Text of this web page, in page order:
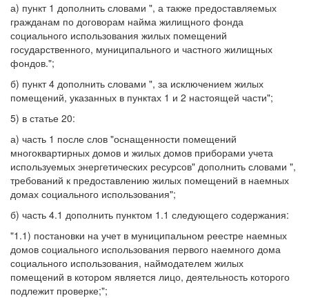
а) пункт 1 дополнить словами ", а также предоставляемых
гражданам по договорам найма жилищного фонда
социального использования жилых помещений
государственного, муниципального и частного жилищных
фондов.";
б) пункт 4 дополнить словами ", за исключением жилых
помещений, указанных в пунктах 1 и 2 настоящей части";
5) в статье 20:
а) часть 1 после слов "оснащенности помещений
многоквартирных домов и жилых домов приборами учета
используемых энергетических ресурсов" дополнить словами ",
требований к предоставлению жилых помещений в наемных
домах социального использования";
б) часть 4.1 дополнить пунктом 1.1 следующего содержания:
"1.1) постановки на учет в муниципальном реестре наемных
домов социального использования первого наемного дома
социального использования, наймодателем жилых
помещений в котором является лицо, деятельность которого
подлежит проверке;";